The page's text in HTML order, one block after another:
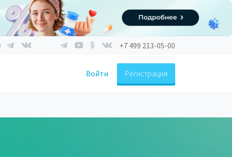
+7 499 213-05-00
Войти Регистрация